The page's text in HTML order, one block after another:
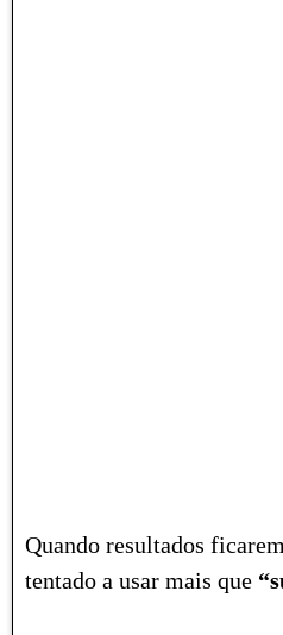
Quando resultados
tentado a usar mais que “